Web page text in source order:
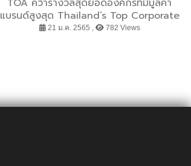
TOA คว้ารางวัลสุดยอดองค์กรที่มีมูลค่า
แบรนด์สูงสุด Thailand’s Top Corporate
Brand 2021
21 ม.ค. 2565 , 782 Views